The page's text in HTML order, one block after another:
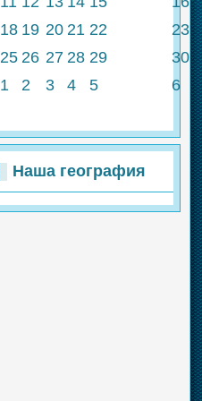
18 19 20 21 22
23
25 26 27 28 29
30
1 2 3 4 5 6
Наша география